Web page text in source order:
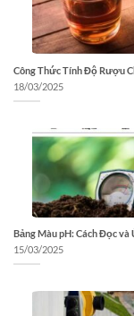
Công Thức Tính Độ Rượu
18/03/2025
Bảng Màu pH: Cách Đọc
15/03/2025